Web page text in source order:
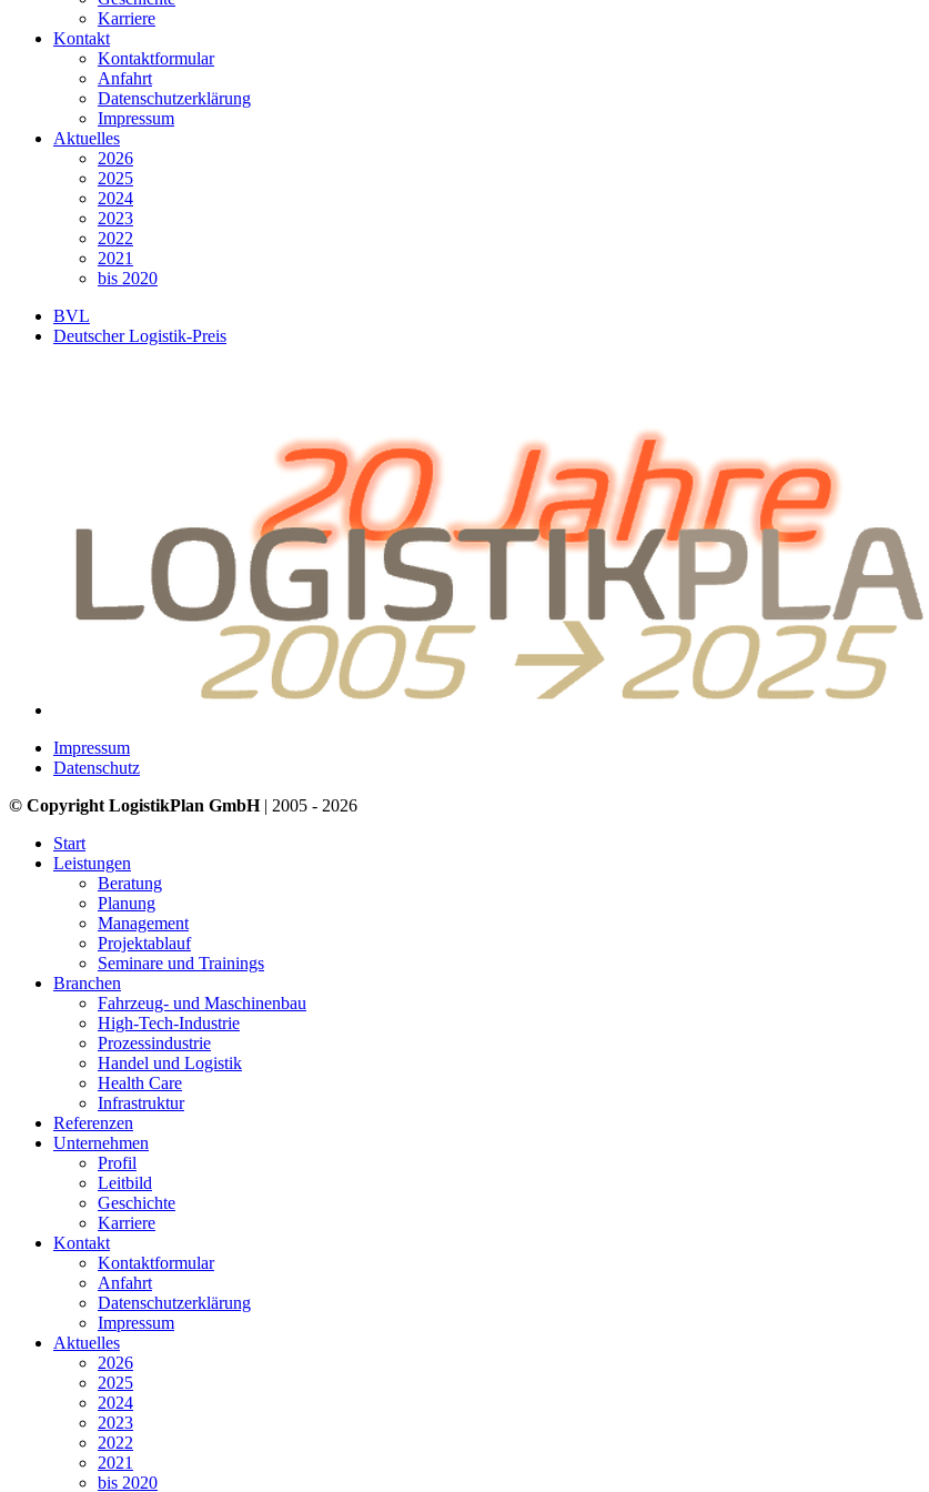
Karriere
Kontakt
Kontaktformular
Anfahrt
Datenschutzerklärung
Impressum
Aktuelles
2026
2025
2024
2023
2022
2021
bis 2020
BVL
Deutscher Logistik-Preis
Impressum
Datenschutz
© Copyright LogistikPlan GmbH| 2005 - 2026
Start
Leistungen
Beratung
Planung
Management
Projektablauf
Seminare und Trainings
Branchen
Fahrzeug- und Maschinenbau
High-Tech-Industrie
Prozessindustrie
Handel und Logistik
Health Care
Infrastruktur
Referenzen
Unternehmen
Profil
Leitbild
Geschichte
Karriere
Kontakt
Kontaktformular
Anfahrt
Datenschutzerklärung
Impressum
Aktuelles
2026
2025
2024
2023
2022
2021
bis 2020